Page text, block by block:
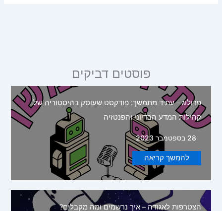
פוסטים דביקים
פרולוג – עתיד מתמשך: פודקסט שעוסק בהיסטוריה של
קהילות המדע הבדיוני והפנטזיה
28 בספטמבר 2023
להמשך קריאה
הצטרפות לאגודה – איך נרשמים ומה מקבלים?